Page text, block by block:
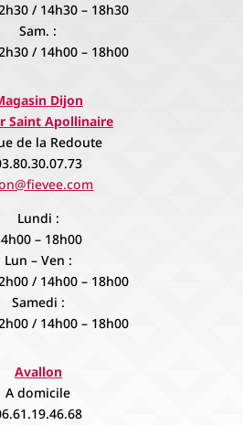
/ 14h30 – 18h30
Sam. :
/ 14h00 – 18h00
Dijon
Saint Apollinaire
de la Redoute
Lundi :
– 18h00
Lun – Ven :
/ 14h00 – 18h00
Samedi :
/ 14h00 – 18h00
Avallon
A domicile